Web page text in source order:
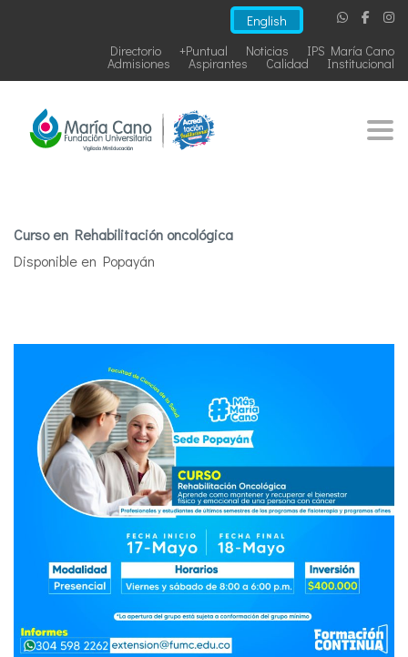
English
IPS María Cano
Noticias
+Puntual
Directorio
Institucional
Calidad
Aspirantes
Admisiones
Curso en Rehabilitación oncológica
Disponible en Popayán